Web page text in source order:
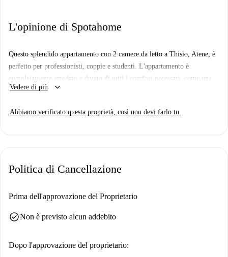
L'opinione di Spotahome
Questo splendido appartamento con 2 camere da letto a Thisio, Atene, è
perfetto per professionisti, coppie e studenti. L'appartamento è
completamente arredato e dotato di tutti i comfort necessari, come una
cucina attrezzata, un balcone per rilassarsi all'aperto e aria condizionata
stato personalmente controllato da Spotahome per una maggiore
vicinanze includono la Cattedrale Etnica di Atene, la Moschea delle
vicinanza del mercato Ioannis Vardakis. Esplorate il ricco patrimonio
Vedere di più keyboard_arrow_down
Abbiamo verificato questa proprietà, così non devi farlo tu.
Politica di Cancellazione
Prima dell'approvazione del Proprietario
check_circleNon è previsto alcun addebito
Dopo l'approvazione del proprietario: